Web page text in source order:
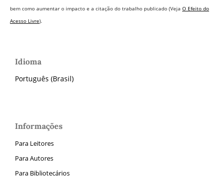
bem como aumentar o impacto e a citação do trabalho publicado (Veja O Efeito do
Acesso Livre).
Idioma
Português (Brasil)
Informações
Para Leitores
Para Autores
Para Bibliotecários